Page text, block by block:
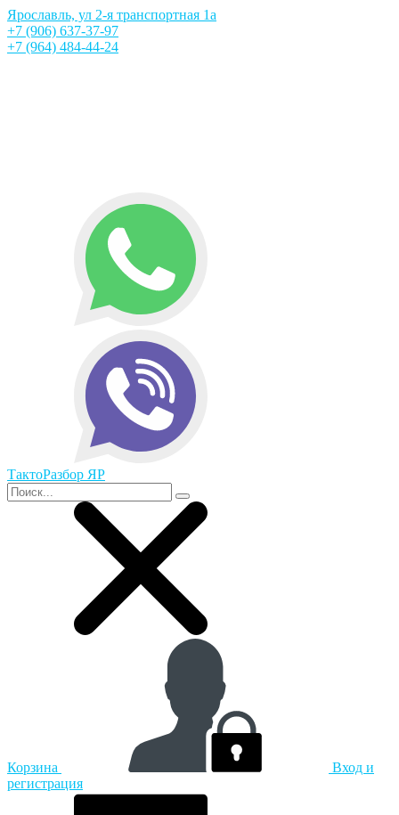
Ярославль, ул 2-я транспортная 1а
+7 (906) 637-37-97
+7 (964) 484-44-24
ТактоРазбор ЯР
Корзина
Вход и
регистрация